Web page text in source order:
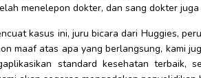
menelepon dokter, dan sang dokter
kasus ini, juru bicara dari Huggies,
maaf atas apa yang berlangsung, kami
standard kesehatan terbaik,